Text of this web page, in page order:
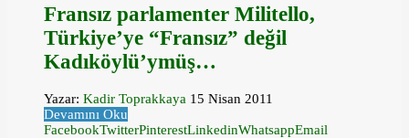
Fransız parlamenter Militello,
Türkiye’ye “Fransız” değil
Kadıköylü’ymüş…
Yazar: Kadir Toprakkaya 15 Nisan 2011
Devamını Oku
FacebookTwitterPinterestLinkedinWhatsappEmail